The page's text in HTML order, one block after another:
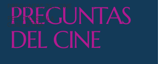
PREGUNTAS DEL CINE
PELÍCULAS A LA
GUILLOTINA
PREGUNTAS
DEL CINE